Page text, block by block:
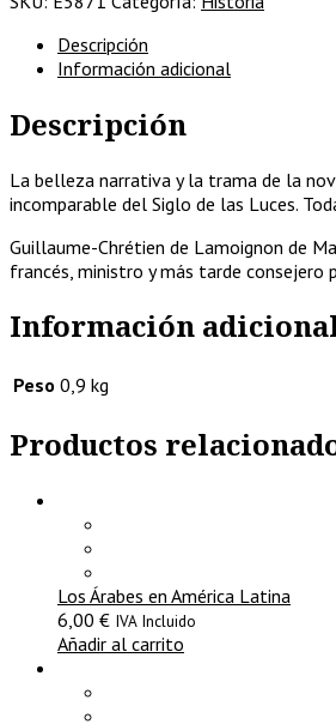
y
revolución
francesa.
y
tiempo
1721-
cantidad
Descripción
Información adicional
Descripción
La belleza narrativa y la trama de la
incomparable del Siglo de las Luces.
Guillaume-Chrétien de Lamoignon de
francés, ministro y más tarde consejero
Información
Peso 0,9 kg
Productos
Los Árabes en América Latina
6,00 € IVA Incluido
Añadir al carrito